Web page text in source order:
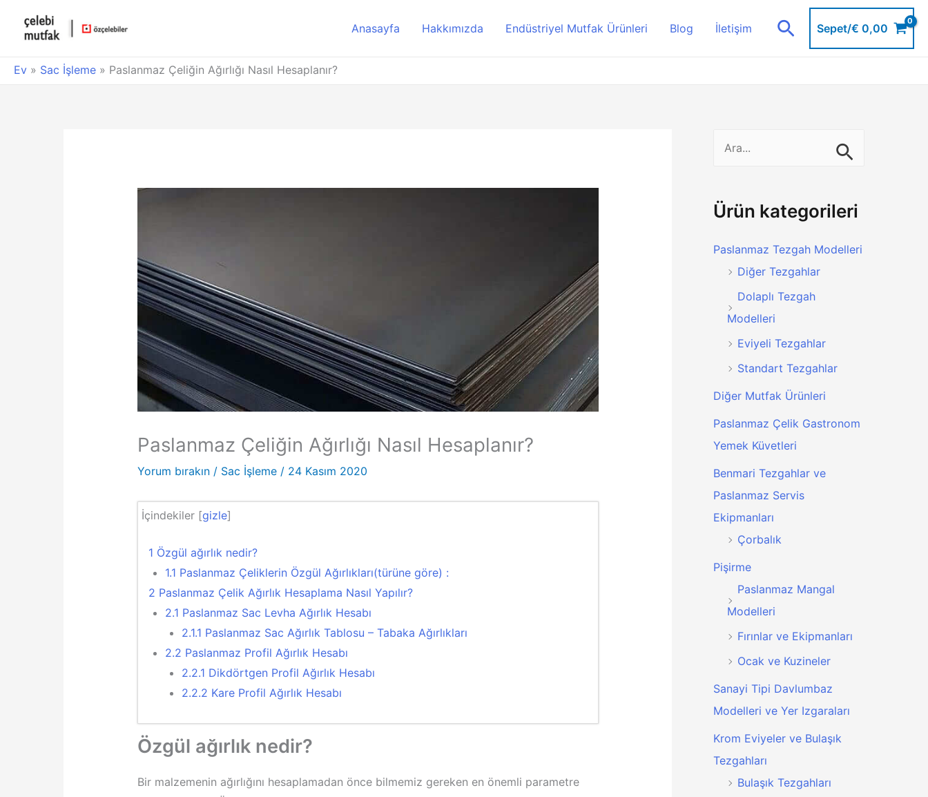
Anasayfa Hakkımızda Endüstriyel Mutfak Ürünleri Blog İletişim AramaSepet/€ 0,00
Ev » Sac İşleme » Paslanmaz Çeliğin Ağırlığı Nasıl Hesaplanır?
Paslanmaz Çeliğin Ağırlığı Nasıl Hesaplanır?
Yorum bırakın / Sac İşleme/ 24 Kasım 2020
İçindekiler [gizle]
1 Özgül ağırlık nedir?
1.1 Paslanmaz Çeliklerin Özgül Ağırlıkları(türüne göre) :
2 Paslanmaz Çelik Ağırlık Hesaplama Nasıl Yapılır?
2.1 Paslanmaz Sac Levha Ağırlık Hesabı
2.1.1 Paslanmaz Sac Ağırlık Tablosu – Tabaka Ağırlıkları
2.2 Paslanmaz Profil Ağırlık Hesabı
2.2.1 Dikdörtgen Profil Ağırlık Hesabı
2.2.2 Kare Profil Ağırlık Hesabı
Özgül ağırlık nedir?
Bir malzemenin ağırlığını hesaplamadan önce bilmemiz gereken en önemli parametre
r
h
Ürün kategorileri
Paslanmaz Tezgah Modelleri
Diğer Tezgahlar
Dolaplı Tezgah
Modelleri
Eviyeli Tezgahlar
Standart Tezgahlar
Diğer Mutfak Ürünleri
Paslanmaz Çelik Gastronom
Yemek Küvetleri
Benmari Tezgahlar ve
Paslanmaz Servis
Ekipmanları
Çorbalık
Pişirme
Paslanmaz Mangal
Modelleri
Fırınlar ve Ekipmanları
Ocak ve Kuzineler
Sanayi Tipi Davlumbaz
Modelleri ve Yer Izgaraları
Krom Eviyeler ve Bulaşık
Tezgahları
Bulaşık Tezgahları